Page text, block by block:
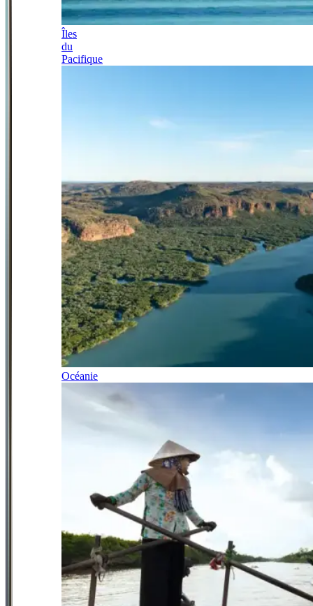
Îles
du
Pacifique
Océanie